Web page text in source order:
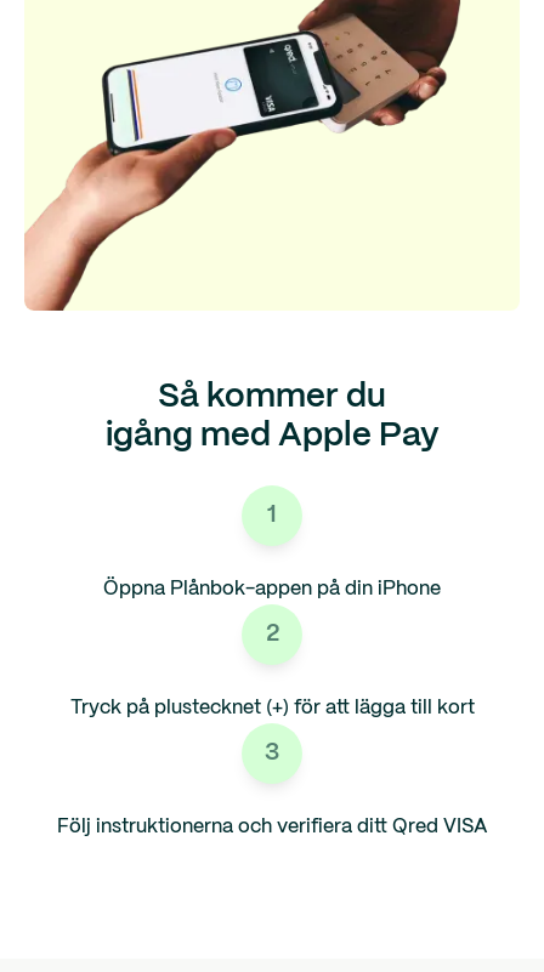
Så kommer du
igång med Apple Pay
1
Öppna Plånbok-appen på din iPhone
2
Tryck på plustecknet (+) för att lägga till kort
3
Följ instruktionerna och verifiera ditt Qred VISA